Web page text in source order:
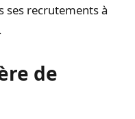
ses recrutements à
de